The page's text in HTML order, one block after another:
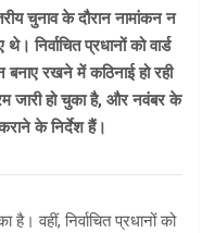
चुनाव के दौरान नामांकन न
निर्वाचित प्रधानों को वार्ड
रखने में कठिनाई हो रही
जारी हो चुका है, और नवंबर के
के निर्देश हैं।
वहीं, निर्वाचित प्रधानों को